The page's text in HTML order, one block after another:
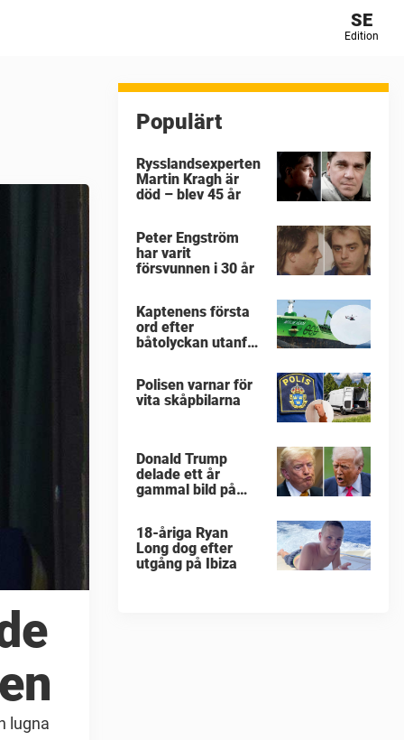
SE
Edition
lugna
Populärt
Rysslandsexperten
Martin Kragh är
död – blev 45 år
Peter Engström
har varit
försvunnen i 30 år
Kaptenens första
ord efter
båtolyckan utanför
Polisen varnar för
vita skåpbilarna
Donald Trump
delade ett år
gammal bild på
18-åriga Ryan
Long dog efter
utgång på Ibiza